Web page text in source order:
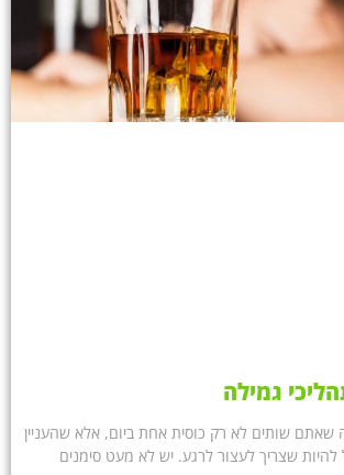
גמילה
שותים לא רק כוסית אחת ביום, אלא שהעניין
שצריך לעצור לרגע. יש לא מעט סימנים